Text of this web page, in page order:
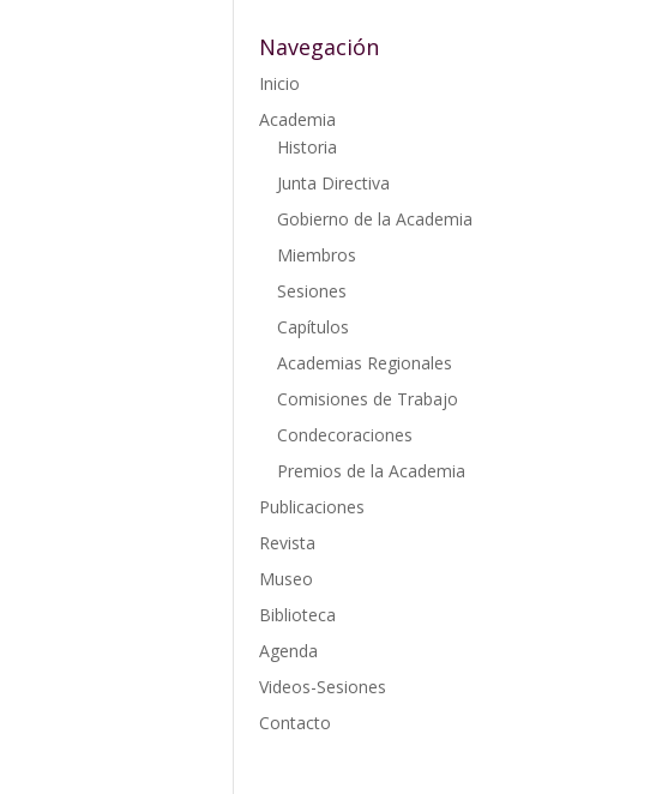
Navegación
Inicio
Academia
Historia
Junta Directiva
Gobierno de la Academia
Miembros
Sesiones
Capítulos
Academias Regionales
Comisiones de Trabajo
Condecoraciones
Premios de la Academia
Publicaciones
Revista
Museo
Biblioteca
Agenda
Videos-Sesiones
Contacto